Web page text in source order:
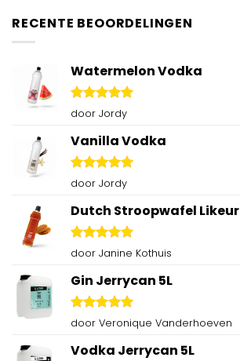
RECENTE BEOORDELINGEN
Watermelon Vodka
Gewaardeerd
door Jordy
Vanilla Vodka
Gewaardeerd
door Jordy
Dutch Stroopwafel Likeur
Gewaardeerd
door Janine Kothuis
Gin Jerrycan 5L
Gewaardeerd
door Veronique Vanderhoeven
Vodka Jerrycan 5L